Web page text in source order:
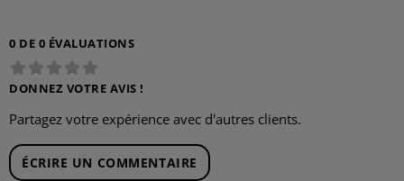
0 DE 0 ÉVALUATIONS
DONNEZ VOTRE AVIS !
Partagez votre expérience avec d'autres clients.
ÉCRIRE UN COMMENTAIRE